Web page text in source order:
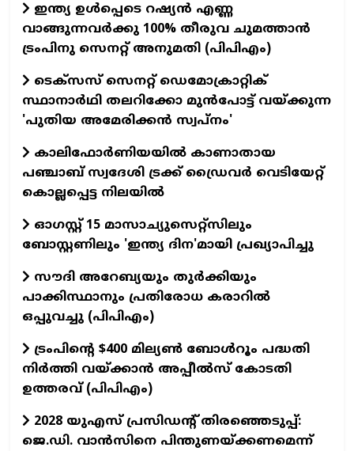
ഇന്ത്യ ഉൾപ്പെടെ റഷ്യൻ എണ്ണ
വാങ്ങുന്നവർക്കു 100% തീരുവ ചുമത്താൻ
ട്രംപിനു സെനറ്റ് അനുമതി (പിപിഎം)
ടെക്സസ് സെനറ്റ് ഡെമോക്രാറ്റിക്
സ്ഥാനാർഥി തലറിക്കോ മുൻപോട്ട് വയ്ക്കുന്ന
'പുതിയ അമേരിക്കൻ സ്വപ്നം'
കാലിഫോര്‍ണിയയില്‍ കാണാതായ
പഞ്ചാബ് സ്വദേശി ട്രക്ക് ഡ്രൈവര്‍ വെടിയേറ്റ്
കൊല്ലപ്പെട്ട നിലയില്‍
ഓഗസ്റ്റ് 15 മാസാച്യുസെറ്റ്സിലും
ബോസ്റ്റണിലും 'ഇന്ത്യ ദിന'മായി പ്രഖ്യാപിച്ചു
സൗദി അറേബ്യയും തുർക്കിയും
പാക്കിസ്ഥാനും പ്രതിരോധ കരാറിൽ
ഒപ്പുവച്ചു (പിപിഎം)
ട്രംപിന്റെ $400 മില്യൺ ബോൾറൂം പദ്ധതി
നിർത്തി വയ്ക്കാൻ അപ്പീൽസ് കോടതി
ഉത്തരവ് (പിപിഎം)
2028 യുഎസ് പ്രസിഡന്റ് തിരഞ്ഞെടുപ്പ്:
ജെ.ഡി. വാൻസിനെ പിന്തുണയ്ക്കണമെന്ന്